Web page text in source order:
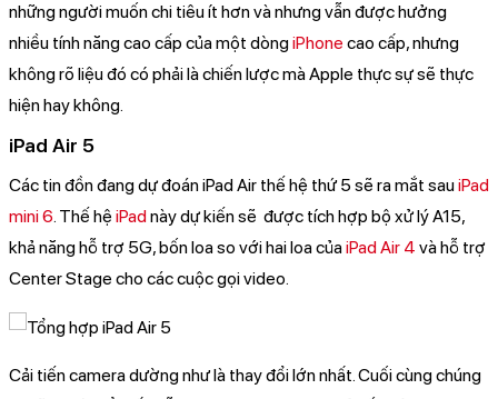
những người muốn chi tiêu ít hơn và nhưng vẫn được hưởng
nhiều tính năng cao cấp của một dòngiPhone cao cấp, nhưng
không rõ liệu đó có phải là chiến lược mà Apple thực sự sẽ thực
hiện hay không.
iPad Air 5
Các tin đồn đang dự đoán iPad Air thế hệ thứ 5 sẽ ra mắt sauiPad
mini 6. Thế hệ iPadnày dự kiến sẽ được tích hợp bộ xử lý A15,
khả năng hỗ trợ 5G, bốn loa so với hai loa củaiPad Air 4 và hỗ trợ
Center Stage cho các cuộc gọi video.
Cải tiến camera dường như là thay đổi lớn nhất. Cuối cùng chúng